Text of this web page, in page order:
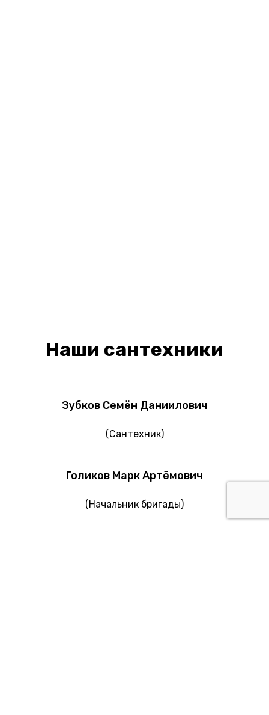
Наши сантехники
Зубков Семён Даниилович
(Сантехник)
Голиков Марк Артёмович
(Начальник бригады)